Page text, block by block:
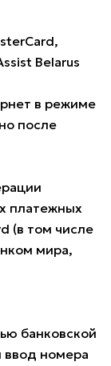
Belarus
в режиме
после
платежных
(в том числе
мира,
банковской
ввод номера